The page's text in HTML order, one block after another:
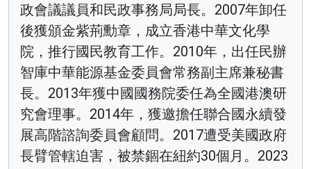
政會議議員和民政事務局局長。2007年卸任
後獲頒金紫荊勳章，成立香港中華文化學
院，推行國民教育工作。2010年，出任民辦
智庫中華能源基金委員會常務副主席兼秘書
長。2013年獲中國國務院委任為全國港澳研
究會理事。2014年，獲邀擔任聯合國永續發
展高階諮詢委員會顧問。2017遭受美國政府
長臂管轄迫害，被禁錮在紐約30個月。2023